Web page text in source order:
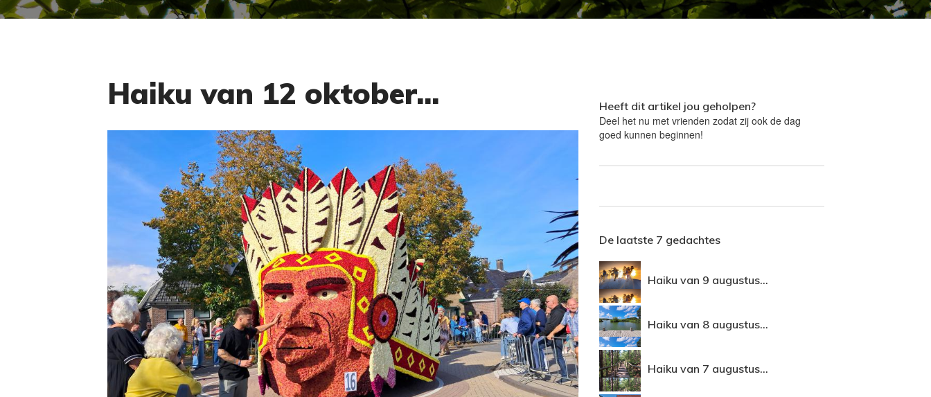
Haiku van 12 oktober...
Heeft dit artikel jou geholpen?
Deel het nu met vrienden zodat zij ook de dag
goed kunnen beginnen!
De laatste 7 gedachtes
Haiku van 9 augustus...
Haiku van 8 augustus...
Haiku van 7 augustus...